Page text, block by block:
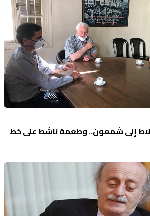
إلى شمعون.. وطعمة ناشط على خط